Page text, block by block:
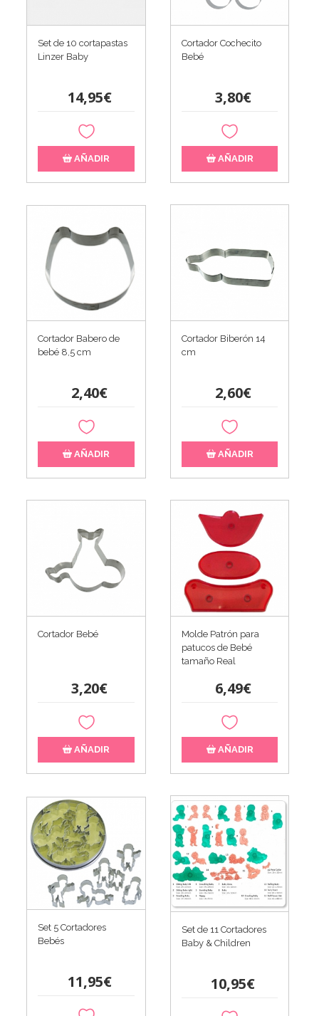
Set de 10 cortapastas
Linzer Baby
14,95€
AÑADIR
Cortador Cochecito
Bebé
3,80€
AÑADIR
Cortador Babero de
bebé 8,5 cm
2,40€
AÑADIR
Cortador Biberón 14
cm
2,60€
AÑADIR
Cortador Bebé
3,20€
AÑADIR
Molde Patrón para
patucos de Bebé
tamaño Real
6,49€
AÑADIR
Set 5 Cortadores
Bebés
11,95€
Set de 11 Cortadores
Baby & Children
10,95€